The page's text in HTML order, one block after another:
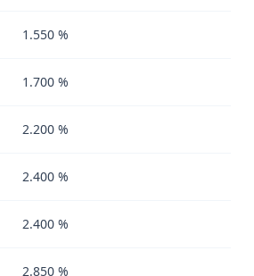
1.550 %
1.700 %
2.200 %
2.400 %
2.400 %
2.850 %